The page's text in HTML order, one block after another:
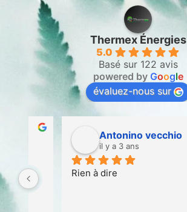
Thermex Énergies
5.0
Basé sur 122 avis
powered by Google
évaluez-nous sur
Antonino vecchio
il y a 3 ans
Rien à dire